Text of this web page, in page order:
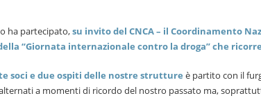
ha partecipato,su invito del CNCA – il Coordinamento
“Giornata internazionale contro la droga” che
soci e due ospiti delle nostre strutture è partito con il
a momenti di ricordo del nostro passato ma,